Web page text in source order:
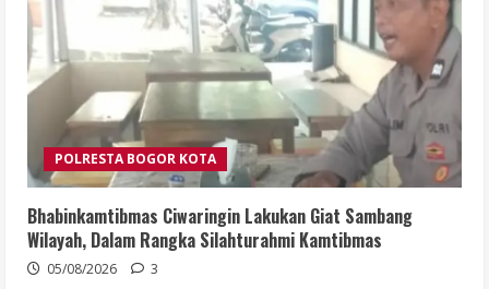
POLRESTA BOGOR KOTA
Bhabinkamtibmas Ciwaringin Lakukan Giat Sambang
Wilayah, Dalam Rangka Silahturahmi Kamtibmas
05/08/2026 3